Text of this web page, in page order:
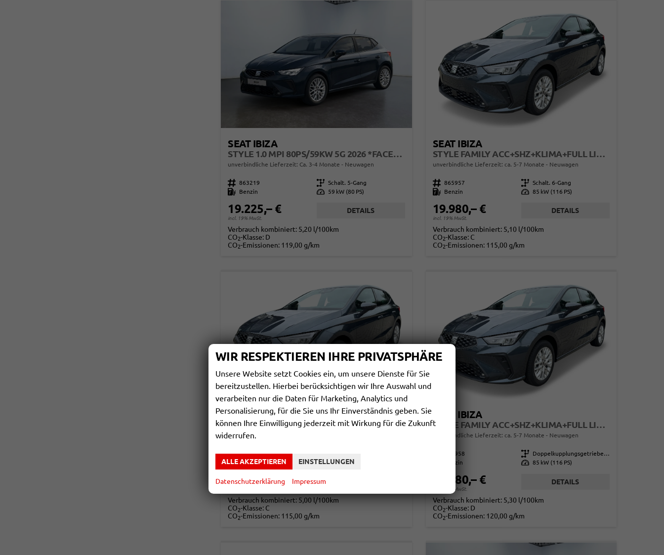
SEAT IBIZA
STYLE 1.0 MPI 80PS/59KW 5G 2026 *FACELIFTET*
unverbindliche Lieferzeit: Ca. 3-4 Monate Neuwagen
Fahrzeugnr. 863219 Getriebe Schalt. 5-Gang
Kraftstoff
Benzin Leistung 59 kW (80 PS)
19.225,– €
incl. 19% MwSt.
DETAILS
Verbrauch kombiniert: 5,20 l/100km
CO2-Klasse: D
CO2-Emissionen: 119,00 g/km
SEAT IBIZA
STYLE FAMILY ACC+SHZ+KLIMA+FULL LINK+PDC+LED+16" ALU
unverbindliche Lieferzeit: ca. 5-7 Monate Neuwagen
Fahrzeugnr. 865957 Getriebe Schalt. 6-Gang
Kraftstoff
Benzin Leistung 85 kW (116 PS)
19.980,– €
incl. 19% MwSt.
DETAILS
Verbrauch kombiniert: 5,10 l/100km
CO2-Klasse: C
CO2-Emissionen: 115,00 g/km
SEAT IBIZA
FR MAX ACC+KAMERA+SHZ+KLIMA+FULL LINK+PDC+LED+16" ALU+KESSY
unverbindliche Lieferzeit: ca. 5-7 Monate
Fahrzeugnr. 865959
Kraftstoff Benzin Leistung 70 kW (95 PS)
20.580,– €
Verbrauch kombiniert: 5,00 l/100km
CO2-Klasse: C
CO2-Emissionen: 115,00 g/km
SEAT IBIZA
STYLE FAMILY ACC+SHZ+KLIMA+FULL LINK+PDC+LED+16" ALU
unverbindliche Lieferzeit: ca. 5-7 Monate Neuwagen
865958 Getriebe
Doppelkupplungsgetriebe (DSG)
Benzin Leistung 85 kW (116 PS)
20.980,– €
incl. 19% MwSt.
DETAILS
Verbrauch kombiniert: 5,30 l/100km
CO2-Klasse: D
CO2-Emissionen: 120,00 g/km
WIR RESPEKTIEREN IHRE PRIVATSPHÄRE
Unsere Website setzt Cookies ein, um unsere Dienste für Sie
bereitzustellen. Hierbei berücksichtigen wir Ihre Auswahl und
verarbeiten nur die Daten für Marketing, Analytics und
Personalisierung, für die Sie uns Ihr Einverständnis geben. Sie
können Ihre Einwilligung jederzeit mit Wirkung für die Zukunft
widerrufen.
ALLE AKZEPTIEREN EINSTELLUNGEN
Datenschutzerklärung Impressum